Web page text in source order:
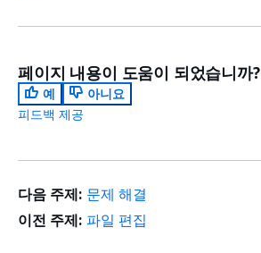
페이지 내용이 도움이 되었습니까?
예
아니요
피드백 제공
다음 주제: 문제 해결
이전 주제: 파일 편집